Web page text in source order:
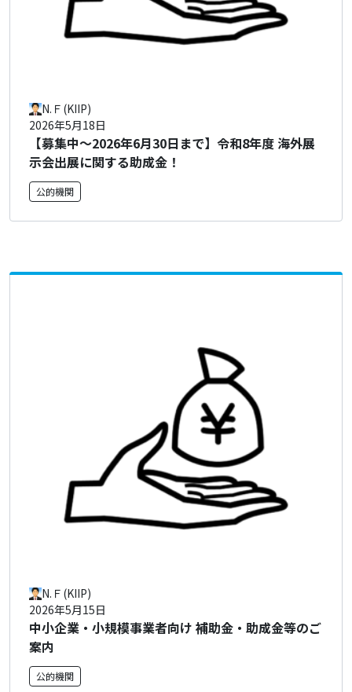
【募集中～2026年6月30日まで】令和8年度 海外展
示会出展に関する助成金！
2026年5月18日
N.Ｆ(KIIP)
公的機関
中小企業・小規模事業者向け 補助金・助成金等のご
案内
2026年5月15日
N.Ｆ(KIIP)
公的機関